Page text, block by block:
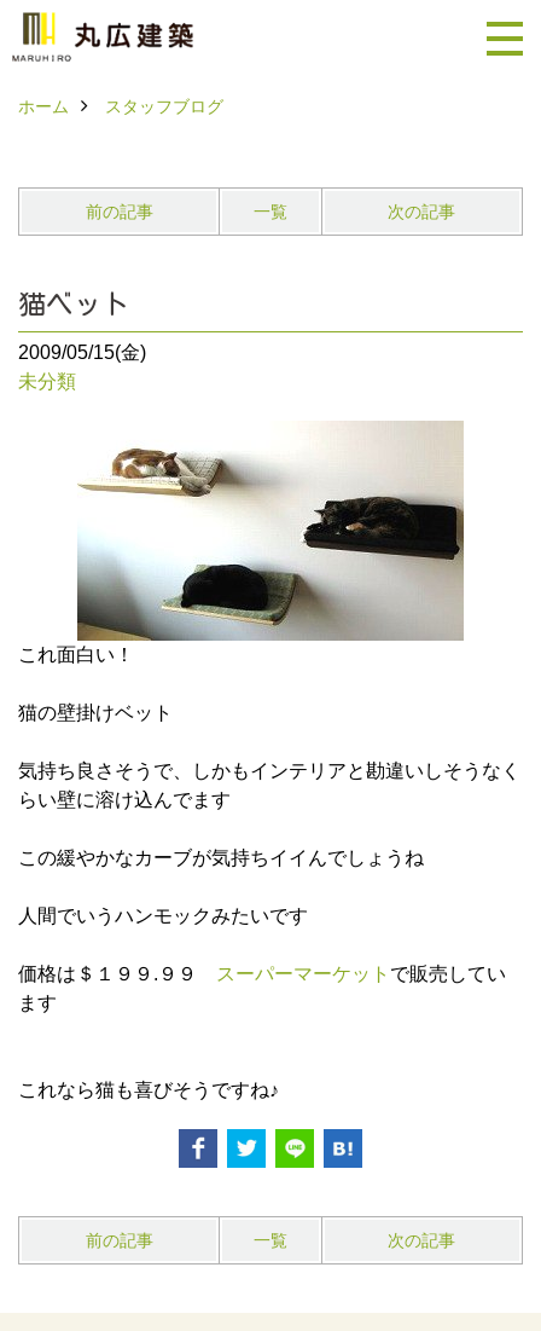
ホーム スタッフブログ
前の記事 一覧 次の記事
猫ベット
2009/05/15(金)
未分類
これ面白い！
猫の壁掛けベット
気持ち良さそうで、しかもインテリアと勘違いしそうなく
らい壁に溶け込んでます
この緩やかなカーブが気持ちイイんでしょうね
人間でいうハンモックみたいです
価格は＄１９９.９９ スーパーマーケット で販売してい
ます
これなら猫も喜びそうですね♪
前の記事 一覧 次の記事